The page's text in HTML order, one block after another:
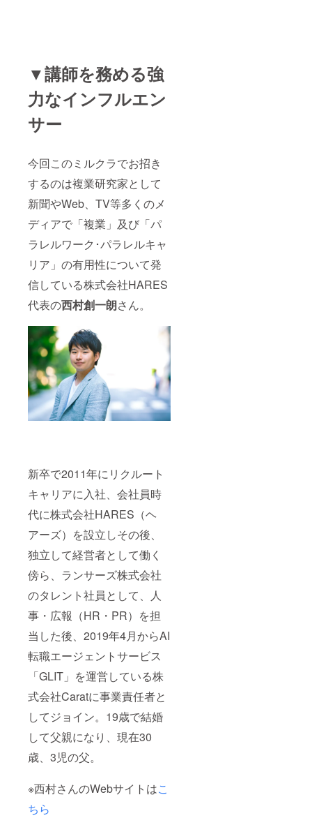
▼講師を務める強
力なインフルエン
サー
今回このミルクラでお招き
するのは複業研究家として
新聞やWeb、TV等多くのメ
ディアで「複業」及び「パ
ラレルワーク･パラレルキャ
リア」の有用性について発
信している株式会社HARES
代表の西村創一朗さん。
新卒で2011年にリクルート
キャリアに入社、会社員時
代に株式会社HARES（ヘ
アーズ）を設立しその後、
独立して経営者として働く
傍ら、ランサーズ株式会社
のタレント社員として、人
事・広報（HR・PR）を担
当した後、2019年4月からAI
転職エージェントサービス
「GLIT」を運営している株
式会社Caratに事業責任者と
してジョイン。19歳で結婚
して父親になり、現在30
歳、3児の父。
※西村さんのWebサイトはこ
ちら